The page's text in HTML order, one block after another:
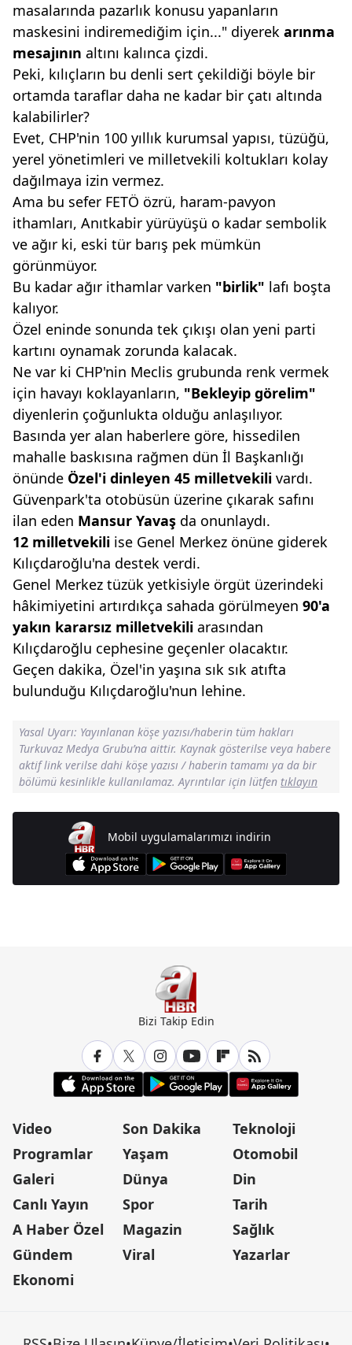
masalarında pazarlık konusu yapanların
maskesini indiremediğim için..." diyerek arınma
mesajının altını kalınca çizdi.
Peki, kılıçların bu denli sert çekildiği böyle bir
ortamda taraflar daha ne kadar bir çatı altında
kalabilirler?
Evet, CHP'nin 100 yıllık kurumsal yapısı, tüzüğü,
yerel yönetimleri ve milletvekili koltukları kolay
dağılmaya izin vermez.
Ama bu sefer FETÖ özrü, haram-pavyon
ithamları, Anıtkabir yürüyüşü o kadar sembolik
ve ağır ki, eski tür barış pek mümkün
görünmüyor.
Bu kadar ağır ithamlar varken "birlik" lafı boşta
kalıyor.
Özel eninde sonunda tek çıkışı olan yeni parti
kartını oynamak zorunda kalacak.
Ne var ki CHP'nin Meclis grubunda renk vermek
için havayı koklayanların, "Bekleyip görelim"
diyenlerin çoğunlukta olduğu anlaşılıyor.
Basında yer alan haberlere göre, hissedilen
mahalle baskısına rağmen dün İl Başkanlığı
önünde Özel'i dinleyen 45 milletvekili vardı.
Güvenpark'ta otobüsün üzerine çıkarak safını
ilan eden Mansur Yavaş da onunlaydı.
12 milletvekili ise Genel Merkez önüne giderek
Kılıçdaroğlu'na destek verdi.
Genel Merkez tüzük yetkisiyle örgüt üzerindeki
hâkimiyetini artırdıkça sahada görülmeyen 90'a
yakın kararsız milletvekili arasından
Kılıçdaroğlu cephesine geçenler olacaktır.
Geçen dakika, Özel'in yaşına sık sık atıfta
bulunduğu Kılıçdaroğlu'nun lehine.
Yasal Uyarı: Yayınlanan köşe yazısı/haberin tüm hakları
Turkuvaz Medya Grubu’na aittir. Kaynak gösterilse veya habere
aktif link verilse dahi köşe yazısı / haberin tamamı ya da bir
bölümü kesinlikle kullanılamaz. Ayrıntılar için lütfen tıklayın
Mobil uygulamalarımızı indirin
Bizi Takip Edin
Video
Programlar
Galeri
Canlı Yayın
A Haber Özel
Gündem
Ekonomi
Son Dakika
Yaşam
Dünya
Spor
Magazin
Viral
Teknoloji
Otomobil
Din
Tarih
Sağlık
Yazarlar